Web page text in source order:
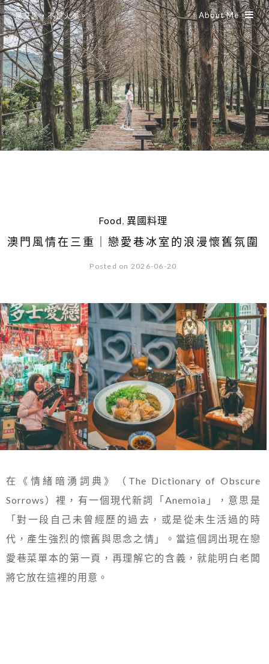
是艾思，不是火拳。 About Me
Food,異國料理
澳門風情在三重｜戀愛巷冰室的浪漫懷舊氛圍
Posted on 2026-06-20
在《情緒暗湧詞典》（The Dictionary of Obscure
Sorrows）裡，有一個現代新詞「Anemoia」，意思是
「對一段自己未曾經歷的過去，或是從未生活過的時
代，產生強烈的懷舊與思念之情」。當這個詞出現在戀
愛巷菜單本的第一頁，再理解它的含義，就能明白老闆
將它放在這裡的用意。